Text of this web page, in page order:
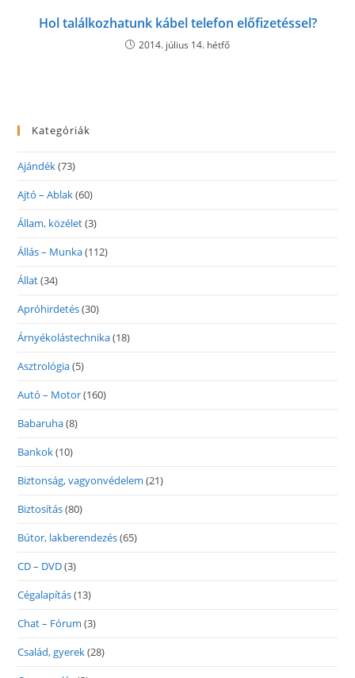
Hol találkozhatunk kábel telefon előfizetéssel?
2014. július 14. hétfő
Kategóriák
Ajándék(73)
Ajtó – Ablak(60)
Állam, közélet(3)
Állás – Munka(112)
Állat(34)
Apróhirdetés(30)
Árnyékolástechnika(18)
Asztrológia(5)
Autó – Motor(160)
Babaruha(8)
Bankok(10)
Biztonság, vagyonvédelem (21)
Biztosítás(80)
Bútor, lakberendezés(65)
CD – DVD(3)
Cégalapítás(13)
Chat – Fórum (3)
Család, gyerek(28)